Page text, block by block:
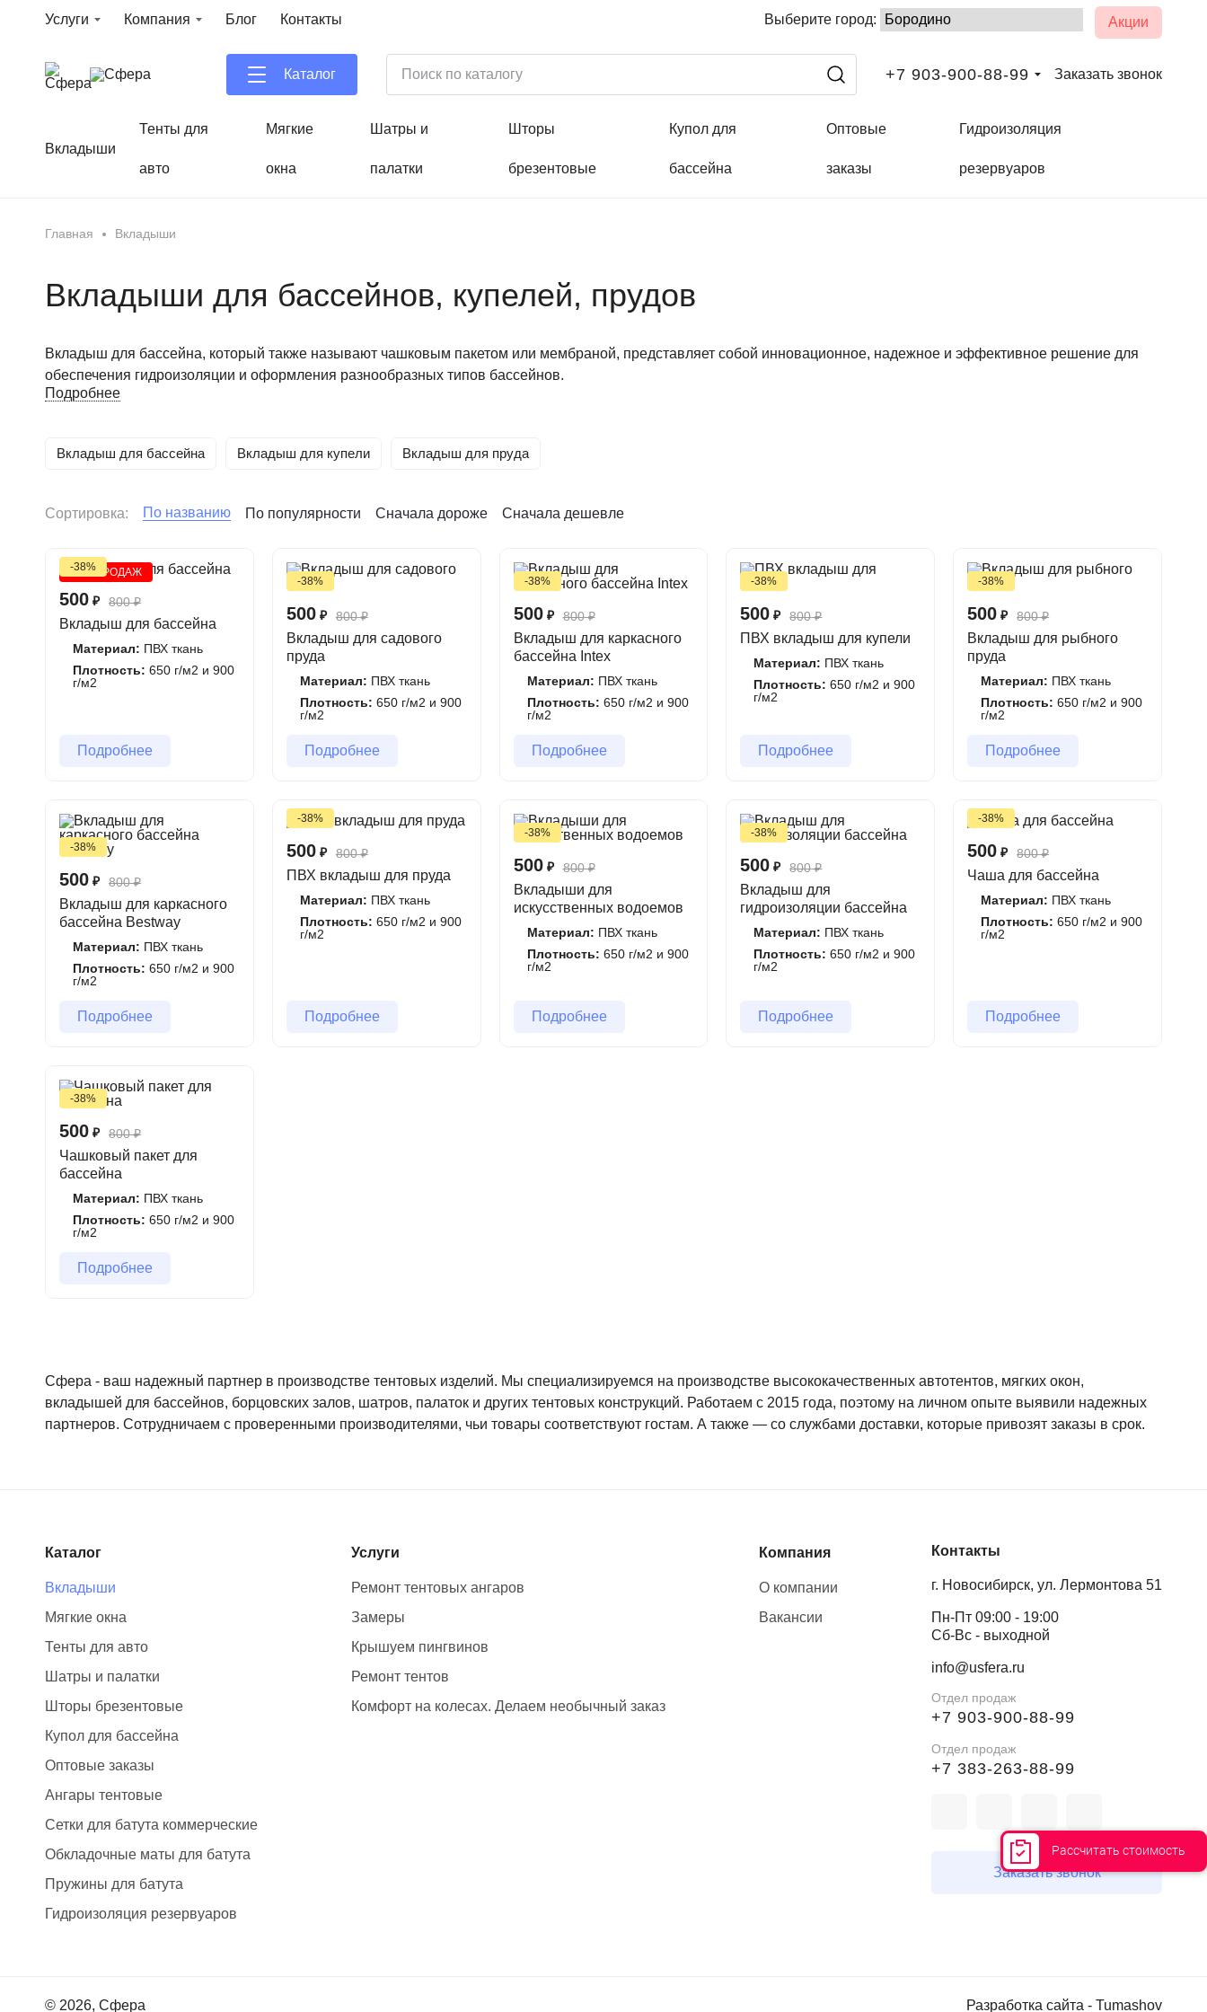
Услуги Компания Блог Контакты Выберите город: Акции
Каталог +7 903-900-88-99 Заказать звонок
Вкладыши
Тенты для
авто
Мягкие
окна
Шатры и
палатки
Шторы
брезентовые
Купол для
бассейна
Оптовые
заказы
Гидроизоляция
резервуаров
Главная Вкладыши
Вкладыши для бассейнов, купелей, прудов
Вкладыш для бассейна, который также называют чашковым пакетом или мембраной, представляет собой инновационное, надежное и эффективное решение для
обеспечения гидроизоляции и оформления разнообразных типов бассейнов.
Подробнее
Каждый вкладыш изготавливается по индивидуальным размерам и формам, с использованием армированной, многослойной и двусторонней ткани из ПВХ с
Вкладыш для бассейна Вкладыш для купели Вкладыш для пруда
Сортировка: По названию По популярности Сначала дороже Сначала дешевле
ХИТ ПРОДАЖ
-38%
500 ₽ 800₽
Вкладыш для бассейна
Материал: ПВХ ткань
Плотность: 650 г/м2 и 900
г/м2
Подробнее
-38%
500₽ 800₽
Вкладыш для садового
пруда
Материал: ПВХ ткань
Плотность: 650 г/м2 и 900
г/м2
Подробнее
-38%
500₽ 800₽
Вкладыш для каркасного
бассейна Intex
Материал: ПВХ ткань
Плотность: 650 г/м2 и 900
г/м2
Подробнее
-38%
500 ₽ 800₽
ПВХ вкладыш для купели
Материал: ПВХ ткань
Плотность: 650 г/м2 и 900
г/м2
Подробнее
-38%
500 ₽ 800₽
Вкладыш для рыбного
пруда
Материал: ПВХ ткань
Плотность: 650 г/м2 и 900
г/м2
Подробнее
-38%
500 ₽ 800₽
Вкладыш для каркасного
бассейна Bestway
Материал: ПВХ ткань
Плотность: 650 г/м2 и 900
г/м2
Подробнее
-38%
500₽ 800₽
ПВХ вкладыш для пруда
Материал: ПВХ ткань
Плотность: 650 г/м2 и 900
г/м2
Подробнее
-38%
500₽ 800₽
Вкладыши для
искусственных водоемов
Материал: ПВХ ткань
Плотность: 650 г/м2 и 900
г/м2
Подробнее
-38%
500 ₽ 800₽
Вкладыш для
гидроизоляции бассейна
Материал: ПВХ ткань
Плотность: 650 г/м2 и 900
г/м2
Подробнее
-38%
500 ₽ 800₽
Чаша для бассейна
Материал: ПВХ ткань
Плотность: 650 г/м2 и 900
г/м2
Подробнее
-38%
500 ₽ 800₽
Чашковый пакет для
бассейна
Материал: ПВХ ткань
Плотность: 650 г/м2 и 900
г/м2
Подробнее
Сфера - ваш надежный партнер в производстве тентовых изделий. Мы специализируемся на производстве высококачественных автотентов, мягких окон,
вкладышей для бассейнов, борцовских залов, шатров, палаток и других тентовых конструкций. Работаем с 2015 года, поэтому на личном опыте выявили надежных
партнеров. Сотрудничаем с проверенными производителями, чьи товары соответствуют гостам. А также — со службами доставки, которые привозят заказы в срок.
Каталог
Вкладыши
Мягкие окна
Тенты для авто
Шатры и палатки
Шторы брезентовые
Купол для бассейна
Оптовые заказы
Ангары тентовые
Сетки для батута коммерческие
Обкладочные маты для батута
Пружины для батута
Гидроизоляция резервуаров
Услуги
Ремонт тентовых ангаров
Замеры
Крышуем пингвинов
Ремонт тентов
Комфорт на колесах. Делаем необычный заказ
Компания
О компании
Вакансии
Контакты
г. Новосибирск, ул. Лермонтова 51
Пн-Пт 09:00 - 19:00
Сб-Вс - выходной
info@usfera.ru
Отдел продаж
+7 903-900-88-99
Отдел продаж
+7 383-263-88-99
Заказать звонок
© 2026, Сфера Разработка сайта - Tumashov
Рассчитать стоимость